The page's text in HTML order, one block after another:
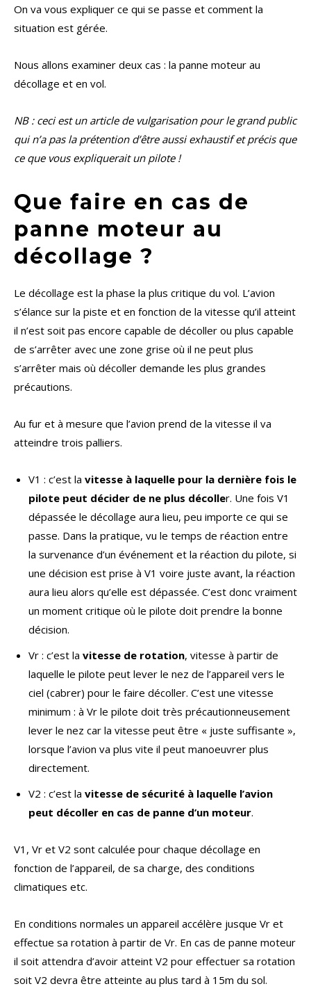
On va vous expliquer ce qui se passe et comment la
situation est gérée.
Nous allons examiner deux cas : la panne moteur au
décollage et en vol.
NB : ceci est un article de vulgarisation pour le grand public
qui n’a pas la prétention d’être aussi exhaustif et précis que
ce que vous expliquerait un pilote !
Que faire en cas de
panne moteur au
décollage ?
Le décollage est la phase la plus critique du vol. L’avion
s’élance sur la piste et en fonction de la vitesse qu’il atteint
il n’est soit pas encore capable de décoller ou plus capable
de s’arrêter avec une zone grise où il ne peut plus
s’arrêter mais où décoller demande les plus grandes
précautions.
Au fur et à mesure que l’avion prend de la vitesse il va
atteindre trois palliers.
V1 : c’est la vitesse à laquelle pour la dernière fois le
pilote peut décider de ne plus décoller. Une fois V1
dépassée le décollage aura lieu, peu importe ce qui se
passe. Dans la pratique, vu le temps de réaction entre
la survenance d’un événement et la réaction du pilote, si
une décision est prise à V1 voire juste avant, la réaction
aura lieu alors qu’elle est dépassée. C’est donc vraiment
un moment critique où le pilote doit prendre la bonne
décision.
Vr : c’est la vitesse de rotation, vitesse à partir de
laquelle le pilote peut lever le nez de l’appareil vers le
ciel (cabrer) pour le faire décoller. C’est une vitesse
minimum : à Vr le pilote doit très précautionneusement
lever le nez car la vitesse peut être « juste suffisante »,
lorsque l’avion va plus vite il peut manoeuvrer plus
directement.
V2 : c’est la vitesse de sécurité à laquelle l’avion
peut décoller en cas de panne d’un moteur.
V1, Vr et V2 sont calculée pour chaque décollage en
fonction de l’appareil, de sa charge, des conditions
climatiques etc.
En conditions normales un appareil accélère jusque Vr et
effectue sa rotation à partir de Vr. En cas de panne moteur
il soit attendra d’avoir atteint V2 pour effectuer sa rotation
soit V2 devra être atteinte au plus tard à 15m du sol.